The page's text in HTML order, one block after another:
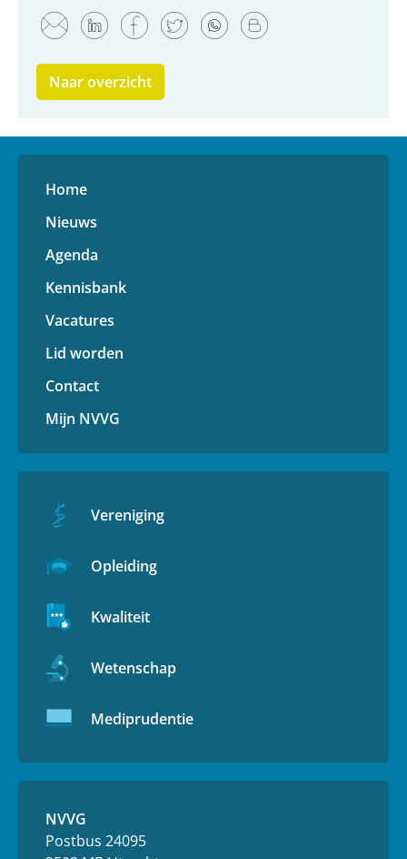
Naar overzicht
Home
Nieuws
Agenda
Kennisbank
Vacatures
Lid worden
Contact
Mijn NVVG
Vereniging
Opleiding
Kwaliteit
Wetenschap
Mediprudentie
NVVG
Postbus 24095